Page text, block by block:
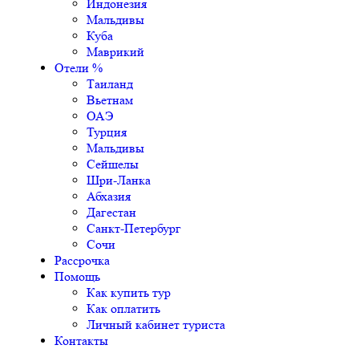
Индонезия
Мальдивы
Куба
Маврикий
Отели %
Таиланд
Вьетнам
ОАЭ
Турция
Мальдивы
Сейшелы
Шри-Ланка
Абхазия
Дагестан
Санкт-Петербург
Сочи
Рассрочка
Помощь
Как купить тур
Как оплатить
Личный кабинет туриста
Контакты